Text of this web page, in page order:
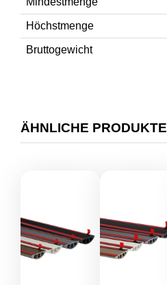
Höchstmenge
Bruttogewicht
ÄHNLICHE PRODUKTE